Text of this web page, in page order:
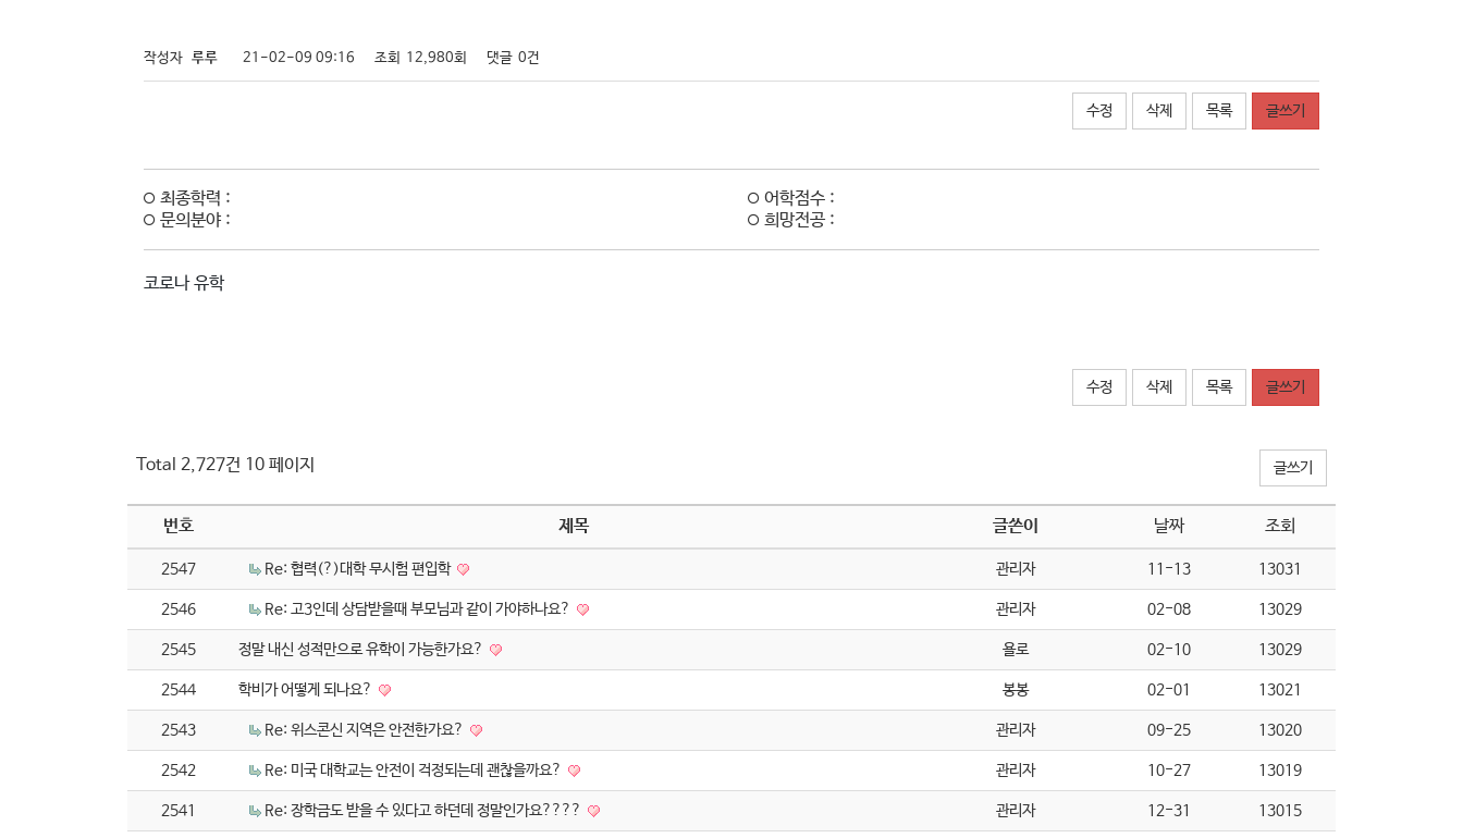
작성자 루루 21-02-09 09:16 조회 12,980회 댓글 0건
수정 삭제 목록 글쓰기
최종학력 :
어학점수 :
문의분야 :
희망전공 :
코로나 유학
수정 삭제 목록 글쓰기
Total 2,727건 10 페이지 글쓰기
번호 제목 글쓴이 날짜 조회
2547 Re: 협력(?)대학 무시험 편입학 관리자 11-13 13031
2546 Re: 고3인데 상담받을때 부모님과 같이 가야하나요? 관리자 02-08 13029
2545 정말 내신 성적만으로 유학이 가능한가요? 욜로 02-10 13029
2544 학비가 어떻게 되나요? 봉봉 02-01 13021
2543 Re: 위스콘신 지역은 안전한가요? 관리자 09-25 13020
2542 Re: 미국 대학교는 안전이 걱정되는데 괜찮을까요? 관리자 10-27 13019
2541 Re: 장학금도 받을 수 있다고 하던데 정말인가요???? 관리자 12-31 13015